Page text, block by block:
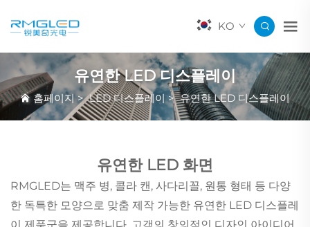
KO
유연한 LED 디스플레이
홈페이지>LED 디스플레이>유연한 LED 디스플레이
유연한 LED 화면
RMGLED는 맥주 병, 콜라 캔, 사다리꼴, 원통 형태 등 다양
한 독특한 모양으로 맞춤 제작 가능한 유연한 LED 디스플레